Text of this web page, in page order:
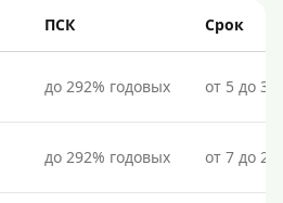
ПСК Срок
до 292% годовых от 5 до
до 292% годовых от 7 до